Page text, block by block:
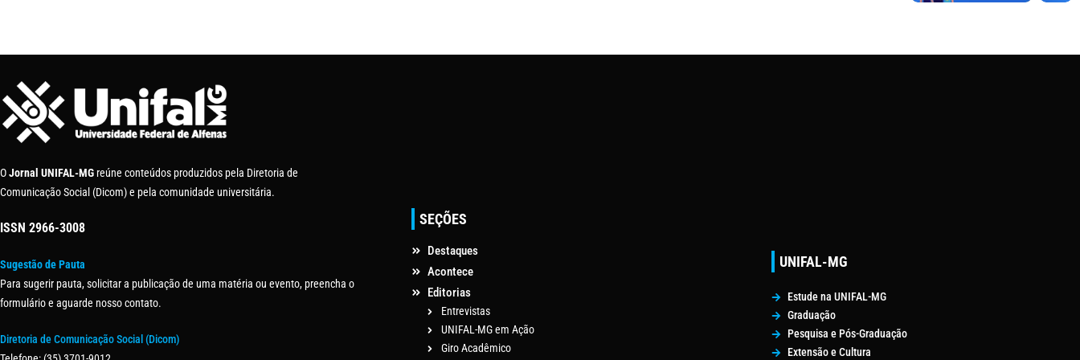
OJornal UNIFAL-MG reúne conteúdos produzidos pela Diretoria de
Comunicação Social (Dicom) e pela comunidade universitária.
ISSN 2966-3008
Sugestão de Pauta
Para sugerir pauta, solicitar a publicação de uma matéria ou evento, preencha o
formulário e aguarde nosso contato.
Diretoria de Comunicação Social (Dicom)
SEÇÕES
Destaques
Acontece
Editorias
Entrevistas
UNIFAL-MG em Ação
Giro Acadêmico
UNIFAL-MG
Estude na UNIFAL-MG
Graduação
Pesquisa e Pós-Graduação
Extensão e Cultura